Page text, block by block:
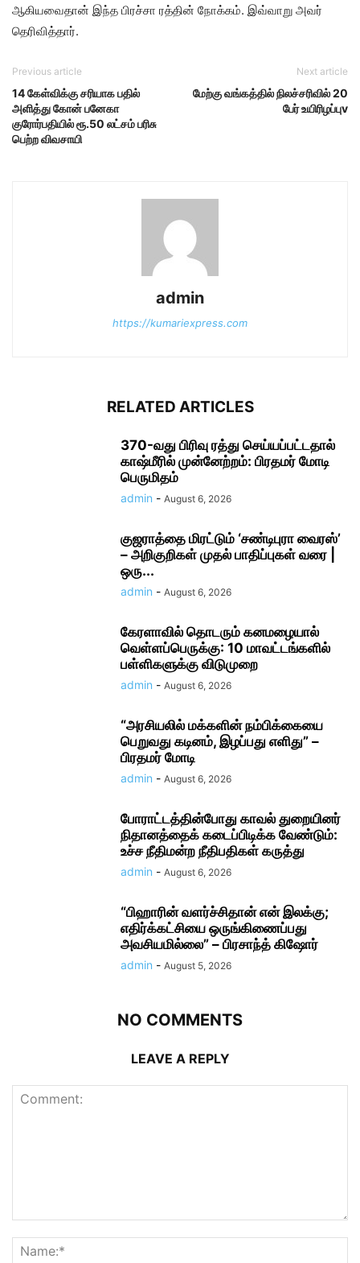
ஆகியவைதான் இந்த பிரச்சா ரத்தின் நோக்கம். இவ்வாறு அவர்
தெரிவித்தார்.
Previous article
14 கேள்விக்கு சரியாக பதில்
அளித்து கோன் பனேகா
குரோர்பதியில் ரூ.50 லட்சம் பரிசு
பெற்ற விவசாயி
Next article
மேற்கு வங்கத்தில் நிலச்சரிவில் 20
பேர் உயிரிழப்புv
admin
https://kumariexpress.com
RELATED ARTICLES
370-வது பிரிவு ரத்து செய்யப்பட்டதால்
காஷ்மீரில் முன்னேற்றம்: பிரதமர் மோடி
பெருமிதம்
admin - August 6, 2026
குஜராத்தை மிரட்டும் ‘சண்டிபுரா வைரஸ்’
– அறிகுறிகள் முதல் பாதிப்புகள் வரை |
ஒரு...
admin - August 6, 2026
கேரளாவில் தொடரும் கனமழையால்
வெள்ளப்பெருக்கு: 10 மாவட்டங்களில்
பள்ளிகளுக்கு விடுமுறை
admin - August 6, 2026
“அரசியலில் மக்களின் நம்பிக்கையை
பெறுவது கடினம், இழப்பது எளிது” –
பிரதமர் மோடி
admin - August 6, 2026
போராட்டத்தின்போது காவல் துறையினர்
நிதானத்தைக் கடைப்பிடிக்க வேண்டும்:
உச்ச நீதிமன்ற நீதிபதிகள் கருத்து
admin - August 6, 2026
“பிஹாரின் வளர்ச்சிதான் என் இலக்கு;
எதிர்க்கட்சியை ஒருங்கிணைப்பது
அவசியமில்லை” – பிரசாந்த் கிஷோர்
admin - August 5, 2026
NO COMMENTS
LEAVE A REPLY